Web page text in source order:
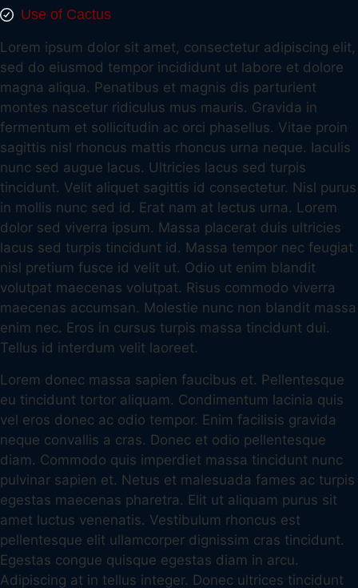
Use of Cactus
Lorem ipsum dolor sit amet, consectetur adipiscing elit,
sed do eiusmod tempor incididunt ut labore et dolore
magna aliqua. Penatibus et magnis dis parturient
montes nascetur ridiculus mus mauris. Gravida in
fermentum et sollicitudin ac orci phasellus. Vitae proin
sagittis nisl rhoncus mattis rhoncus urna neque. Iaculis
nunc sed augue lacus. Ultricies lacus sed turpis
tincidunt. Velit aliquet sagittis id consectetur. Nisl purus
in mollis nunc sed id. Erat nam at lectus urna. Lorem
dolor sed viverra ipsum. Massa placerat duis ultricies
lacus sed turpis tincidunt id. Massa tempor nec feugiat
nisl pretium fusce id velit ut. Odio ut enim blandit
volutpat maecenas volutpat. Risus commodo viverra
maecenas accumsan. Molestie nunc non blandit massa
enim nec. Eros in cursus turpis massa tincidunt dui.
Tellus id interdum velit laoreet.
Lorem donec massa sapien faucibus et. Pellentesque
eu tincidunt tortor aliquam. Condimentum lacinia quis
vel eros donec ac odio tempor. Enim facilisis gravida
neque convallis a cras. Donec et odio pellentesque
diam. Commodo quis imperdiet massa tincidunt nunc
pulvinar sapien et. Netus et malesuada fames ac turpis
egestas maecenas pharetra. Elit ut aliquam purus sit
amet luctus venenatis. Vestibulum rhoncus est
pellentesque elit ullamcorper dignissim cras tincidunt.
Egestas congue quisque egestas diam in arcu.
Adipiscing at in tellus integer. Donec ultrices tincidunt